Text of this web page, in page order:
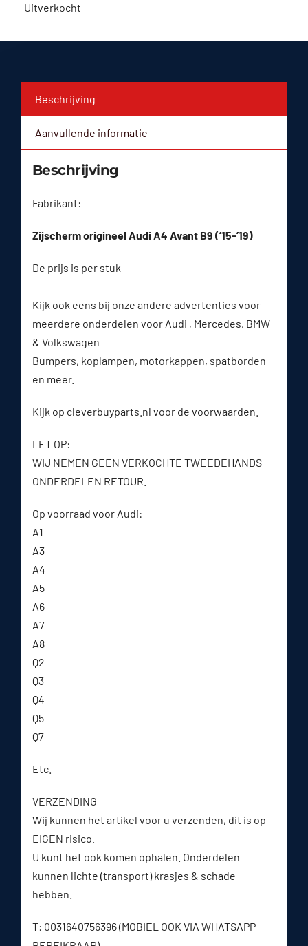
Uitverkocht
Beschrijving
Aanvullende informatie
Beschrijving
Fabrikant:
Zijscherm origineel Audi A4 Avant B9 (’15-’19)
De prijs is per stuk
Kijk ook eens bij onze andere advertenties voor
meerdere onderdelen voor Audi , Mercedes, BMW
& Volkswagen
Bumpers, koplampen, motorkappen, spatborden
en meer.
Kijk op cleverbuyparts.nl voor de voorwaarden.
LET OP:
WIJ NEMEN GEEN VERKOCHTE TWEEDEHANDS
ONDERDELEN RETOUR.
Op voorraad voor Audi:
A1
A3
A4
A5
A6
A7
A8
Q2
Q3
Q4
Q5
Q7
Etc.
VERZENDING
Wij kunnen het artikel voor u verzenden, dit is op
EIGEN risico.
U kunt het ook komen ophalen. Onderdelen
kunnen lichte (transport) krasjes & schade
hebben.
T: 0031640756396 (MOBIEL OOK VIA WHATSAPP